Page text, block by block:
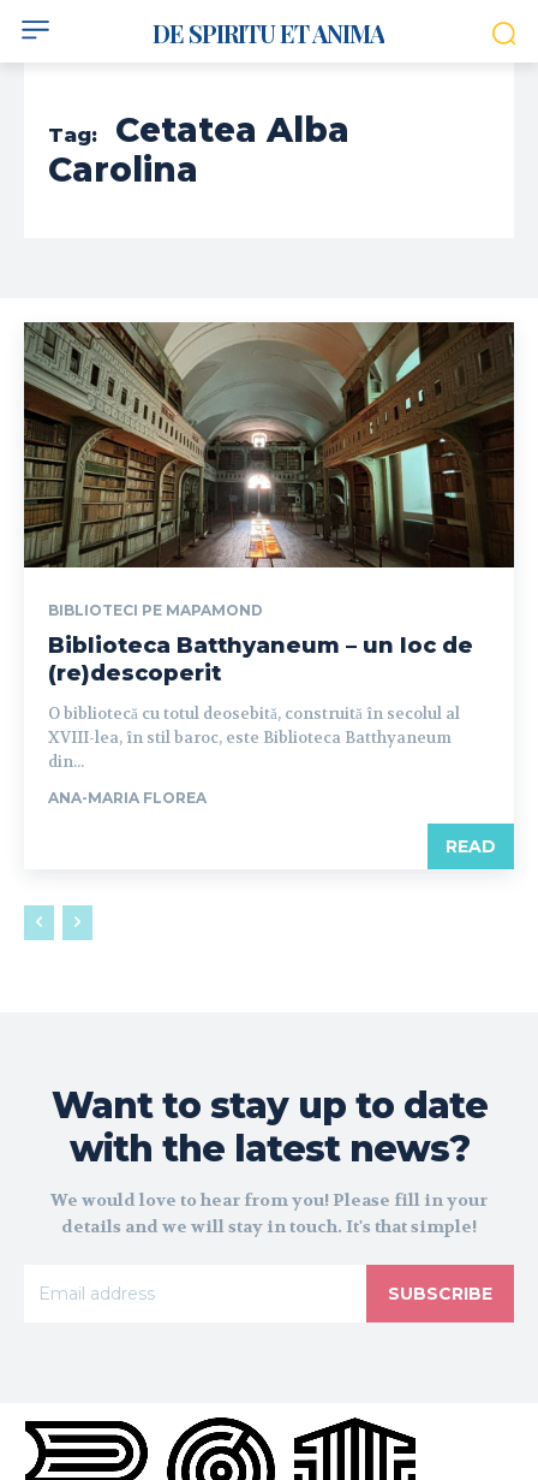
DE SPIRITU ET ANIMA
Tag:
Cetatea Alba
Carolina
BIBLIOTECI PE MAPAMOND
Biblioteca Batthyaneum – un loc de
(re)descoperit
O bibliotecă cu totul deosebită, construită în secolul al
XVIII-lea, în stil baroc, este Biblioteca Batthyaneum
din...
ANA-MARIA FLOREA
READ
Want to stay up to date
with the latest news?
We would love to hear from you! Please fill in your
details and we will stay in touch. It's that simple!
SUBSCRIBE